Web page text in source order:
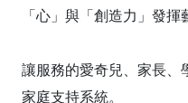
「心」與「創造力」發揮
讓服務的愛奇兒、家長、
家庭支持系統。